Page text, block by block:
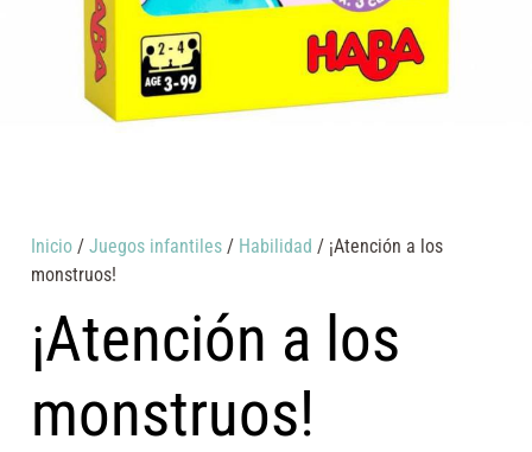
Inicio /Juegos infantiles / Habilidad / ¡Atención a los
monstruos!
¡Atención a los
monstruos!